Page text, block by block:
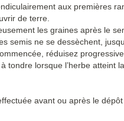
aux premières
de terre.
les graines après le
semis ne se dessèchent,
réduisez
tondre lorsque l’herbe atteint
avant ou après le